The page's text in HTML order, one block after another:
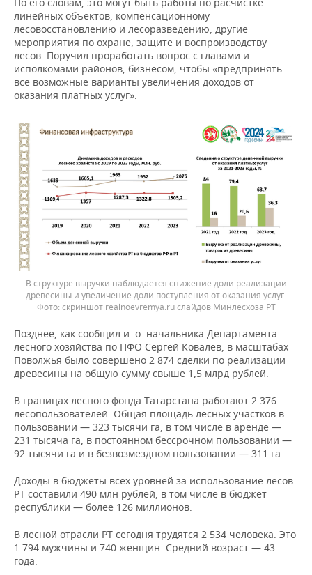
линейных объектов, компенсационному
лесовосстановлению и лесоразведению, другие
мероприятия по охране, защите и воспроизводству
лесов. Поручил проработать вопрос с главами и
исполкомами районов, бизнесом, чтобы «предпринять
все возможные варианты увеличения доходов от
оказания платных услуг».
В структуре выручки наблюдается снижение доли реализации
древесины и увеличение доли поступления от оказания услуг.
скриншот realnoevremya.ru слайдов Минлесхоза РТ
Позднее, как сообщил и. о. начальника Департамента
лесного хозяйства по ПФО Сергей Ковалев, в масштабах
Поволжья было совершено 2 874 сделки по реализации
древесины на общую сумму свыше 1,5 млрд рублей.
В границах лесного фонда Татарстана работают 2 376
лесопользователей. Общая площадь лесных участков в
пользовании — 323 тысячи га, в том числе в аренде —
231 тысяча га, в постоянном бессрочном пользовании —
92 тысячи га и в безвозмездном пользовании — 311 га.
Доходы в бюджеты всех уровней за использование лесов
РТ составили 490 млн рублей, в том числе в бюджет
республики — более 126 миллионов.
В лесной отрасли РТ сегодня трудятся 2 534 человека. Это
1 794 мужчины и 740 женщин. Средний возраст — 43
года.